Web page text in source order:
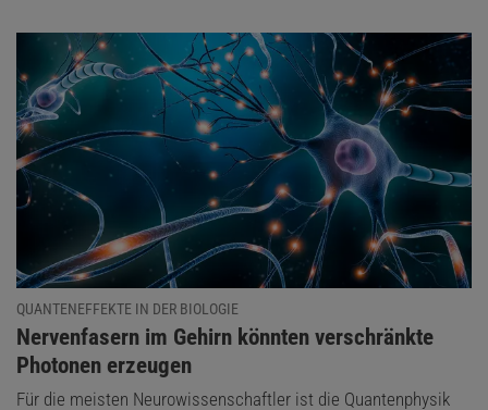
QUANTENEFFEKTE IN DER BIOLOGIE
:
Nervenfasern im Gehirn könnten verschränkte
Photonen erzeugen
Für die meisten Neurowissenschaftler ist die Quantenphysik